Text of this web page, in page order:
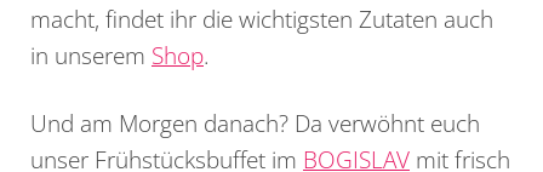
macht, findet ihr die wichtigsten Zutaten auch
in unserem Shop.
Und am Morgen danach? Da verwöhnt euch
unser Frühstücksbuffet im BOGISLAV mit frisch